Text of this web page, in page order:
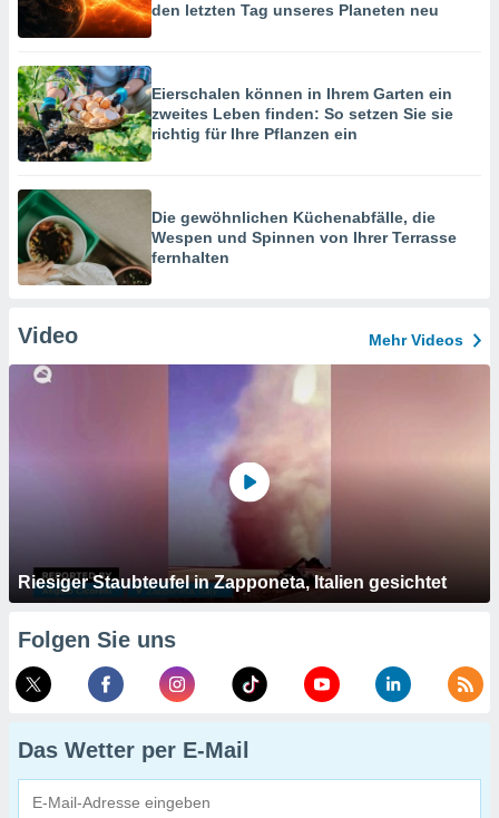
den letzten Tag unseres Planeten neu
Eierschalen können in Ihrem Garten ein
zweites Leben finden: So setzen Sie sie
richtig für Ihre Pflanzen ein
Die gewöhnlichen Küchenabfälle, die
Wespen und Spinnen von Ihrer Terrasse
fernhalten
Video Mehr Videos
Riesiger Staubteufel in Zapponeta, Italien gesichtet
Folgen Sie uns
Das Wetter per E-Mail